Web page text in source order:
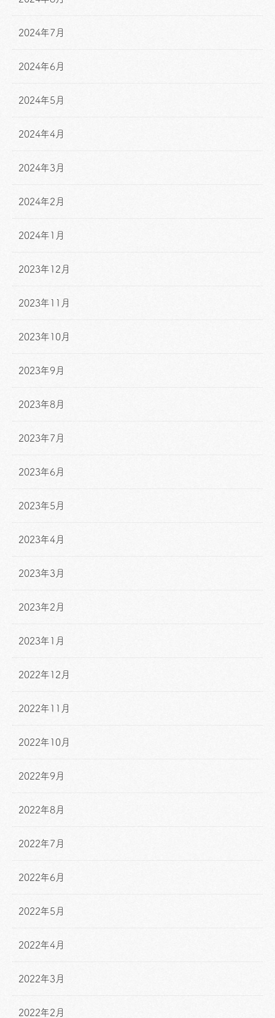
2024年7月
2024年6月
2024年5月
2024年4月
2024年3月
2024年2月
2024年1月
2023年12月
2023年11月
2023年10月
2023年9月
2023年8月
2023年7月
2023年6月
2023年5月
2023年4月
2023年3月
2023年2月
2023年1月
2022年12月
2022年11月
2022年10月
2022年9月
2022年8月
2022年7月
2022年6月
2022年5月
2022年4月
2022年3月
2022年2月